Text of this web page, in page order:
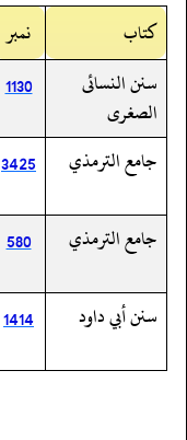
کتاب نمبر
سنن النسائى
الصغرى
1130
جامع الترمذي
3425
جامع الترمذي
580
سنن أبي داود
1414